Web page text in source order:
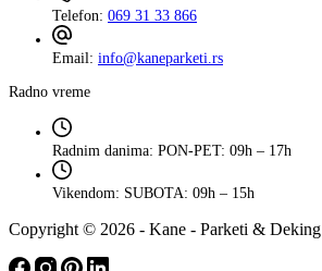
Telefon: 069 31 33 866
Email: info@kaneparketi.rs
Radno vreme
Radnim danima: PON-PET: 09h – 17h
Vikendom: SUBOTA: 09h – 15h
Copyright © 2026 - Kane - Parketi & Deking